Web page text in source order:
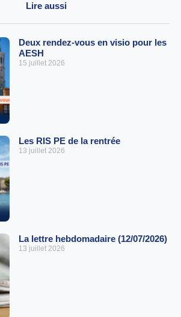
Lire aussi
Deux rendez-vous en visio pour les
AESH
15 juillet 2026
Les RIS PE de la rentrée
13 juillet 2026
La lettre hebdomadaire (12/07/2026)
13 juillet 2026